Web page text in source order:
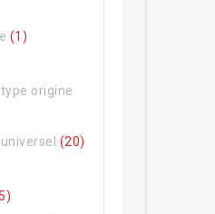
(1)
origine
(20)